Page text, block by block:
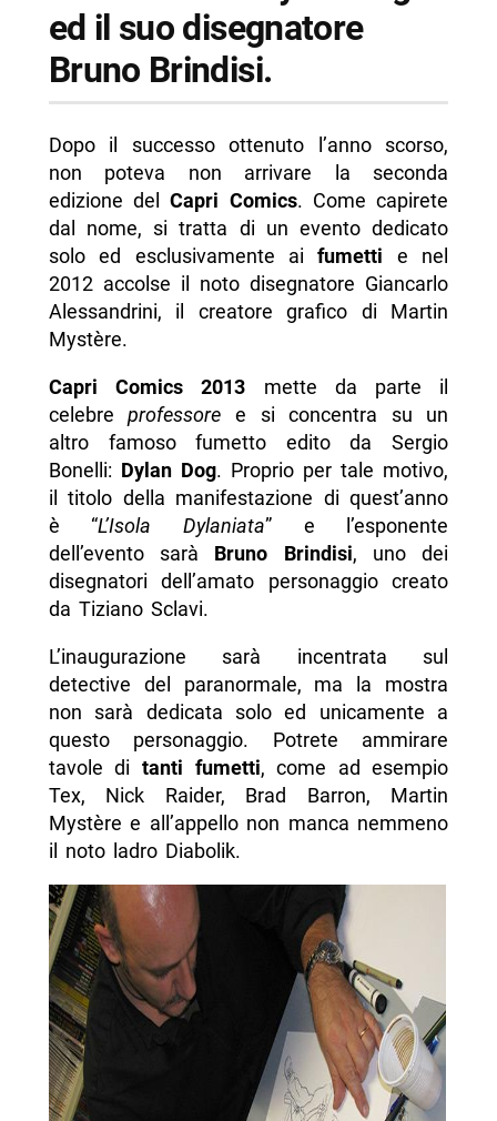
ed il suo disegnatore
Bruno Brindisi.
Dopo il successo ottenuto l’anno scorso,
non poteva non arrivare la seconda
edizione delCapri Comics. Come capirete
dal nome, si tratta di un evento dedicato
solo ed esclusivamente aifumetti e nel
2012 accolse il noto disegnatore Giancarlo
Alessandrini, il creatore grafico di Martin
Mystère.
Capri Comics 2013 mette da parte il
celebreprofessore e si concentra su un
altro famoso fumetto edito da Sergio
Bonelli: Dylan Dog. Proprio per tale motivo,
il titolo della manifestazione di quest’anno
è “L’Isola Dylaniata” e l’esponente
dell’evento sarà Bruno Brindisi, uno dei
disegnatori dell’amato personaggio creato
da Tiziano Sclavi.
L’inaugurazione sarà incentrata sul
detective del paranormale, ma la mostra
non sarà dedicata solo ed unicamente a
questo personaggio. Potrete ammirare
tavole di tanti fumetti, come ad esempio
Tex, Nick Raider, Brad Barron, Martin
Mystère e all’appello non manca nemmeno
il noto ladro Diabolik.